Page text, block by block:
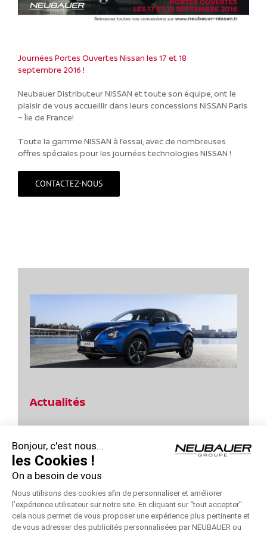
Journées Portes Ouvertes Nissan les 17 et 18
septembre 2016 !
Neubauer Distributeur NISSAN et toute son équipe, ont le
plaisir de vous accueillir dans leurs concessions NISSAN Paris
– Île de France!
Toute la gamme NISSAN à l’essai, avec de nombreuses
offres spéciales pour les journées technologies NISSAN !
CONTACTEZ-NOUS
Actualités
Profitez des Jours Hybrides Nissan !
Profitez des Jours Hybrides Nissan !
Jours Power d’Achats Nissan – Remise 10000 €
Jours Power d’Achats Nissan !
Bonjour, c'est nous...
les Cookies !
On a besoin de vous
Nous utilisons des cookies afin de personnaliser et améliorer
l’expérience utilisateur sur notre site. En cliquant sur “tout accepter''
cela nous permet de vous proposer une expérience plus pertinente et
de vous adresser des publicités personnalisées par NEUBAUER ou